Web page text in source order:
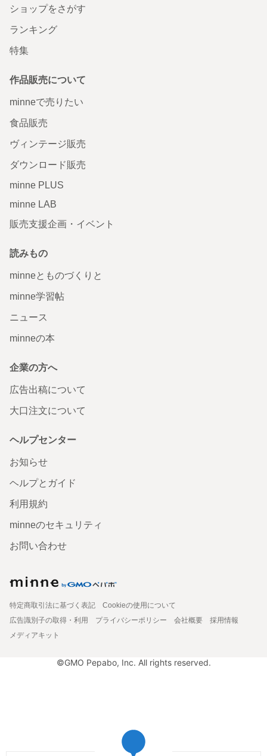
ショップをさがす
ランキング
特集
作品販売について
minneで売りたい
食品販売
ヴィンテージ販売
ダウンロード販売
minne PLUS
minne LAB
販売支援企画・イベント
読みもの
minneとものづくりと
minne学習帖
ニュース
minneの本
企業の方へ
広告出稿について
大口注文について
ヘルプセンター
お知らせ
ヘルプとガイド
利用規約
minneのセキュリティ
お問い合わせ
特定商取引法に基づく表記
Cookieの使用について
広告識別子の取得・利用
プライバシーポリシー 会社概要
採用情報
メディアキット
©GMO Pepabo, Inc. All rights reserved.